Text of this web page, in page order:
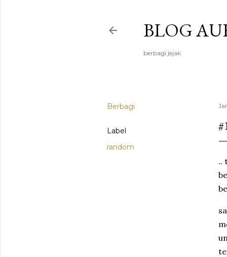
BLOG
berbagi jejak
Berbagi
Label
random
..